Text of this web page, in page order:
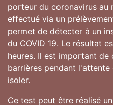
porteur du coronavirus au
effectué via un
permet de détecter à un
du COVID 19. Le résultat
heures. Il est important de
barrières pendant
isoler.
Ce test peut être réalisé